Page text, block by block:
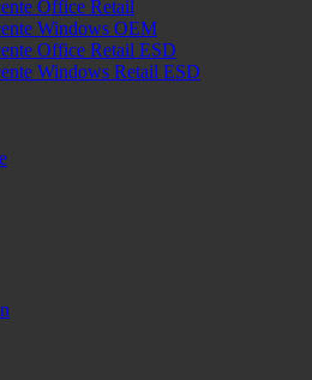
Office Retail
Windows OEM
Office Retail ESD
Windows Retail ESD